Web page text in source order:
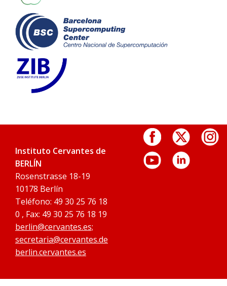
Instituto Cervantes de
BERLÍN
Rosenstrasse 18-19
10178 Berlín
Teléfono: 49 30 25 76 18
0 , Fax: 49 30 25 76 18 19
berlin@cervantes.es;
secretaria@cervantes.de
berlin.cervantes.es